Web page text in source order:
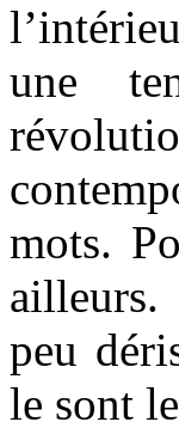
une
mots.
ailleurs.
peu
le sont